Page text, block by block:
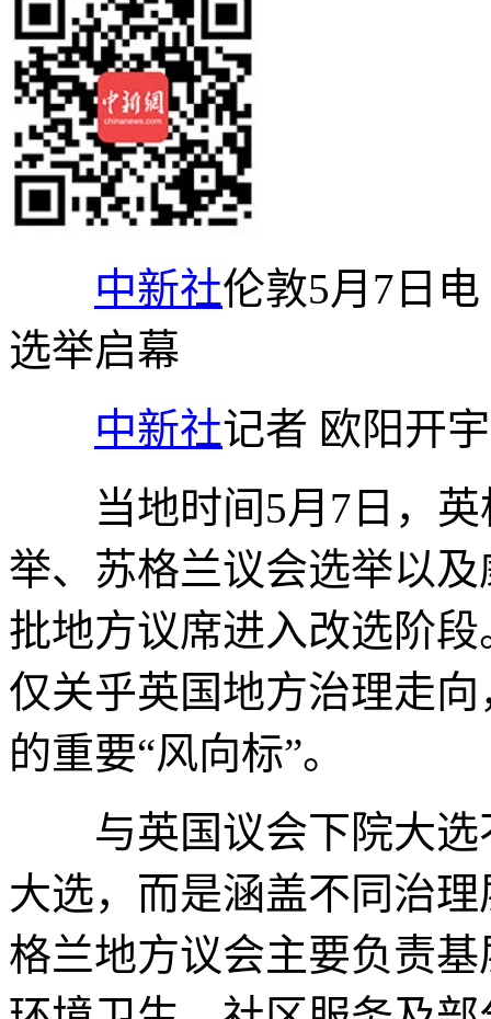
中新社伦敦5月7日
选举启幕
中新社记者 欧阳开宇
当地时间5月7日，英
举、苏格兰议会选举以
批地方议席进入改选阶
仅关乎英国地方治理走
的重要“风向标”。
与英国议会下院大选
大选，而是涵盖不同治
格兰地方议会主要负责